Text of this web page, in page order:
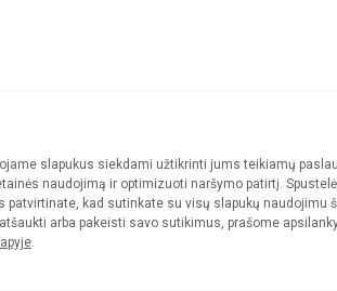
slapukus siekdami užtikrinti jums teikiamų
naudojimą ir optimizuoti naršymo patirtį.
patvirtinate, kad sutinkate su visų slapukų naudojimu
arba pakeisti savo sutikimus, prašome
.